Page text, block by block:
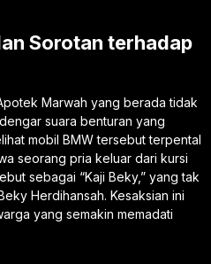
Sorotan terhadap
Marwah yang berada tidak
suara benturan yang
mobil BMW tersebut terpental
seorang pria keluar dari kursi
sebagai “Kaji Beky,” yang tak
Herdihansah. Kesaksian ini
yang semakin memadati